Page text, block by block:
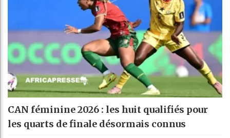
CAN féminine 2026 : les huit qualifiés pour
les quarts de finale désormais connus